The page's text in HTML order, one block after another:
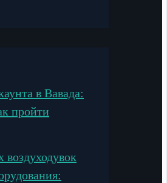
в Вавада:
пройти